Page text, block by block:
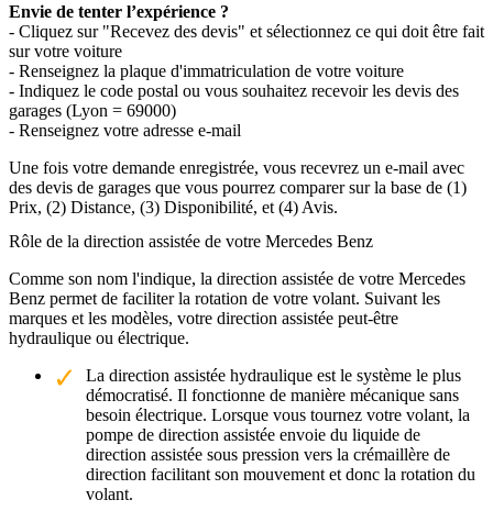
Envie de tenter l’expérience ?
- Cliquez sur "Recevez des devis" et sélectionnez ce qui doit être fait
sur votre voiture
- Renseignez la plaque d'immatriculation de votre voiture
- Indiquez le code postal ou vous souhaitez recevoir les devis des
garages (Lyon = 69000)
- Renseignez votre adresse e-mail
Une fois votre demande enregistrée, vous recevrez un e-mail avec
des devis de garages que vous pourrez comparer sur la base de (1)
Prix, (2) Distance, (3) Disponibilité, et (4) Avis.
Rôle de la direction assistée de votre Mercedes Benz
Comme son nom l'indique, la direction assistée de votre Mercedes
Benz permet de faciliter la rotation de votre volant. Suivant les
marques et les modèles, votre direction assistée peut-être
hydraulique ou électrique.
La direction assistée hydraulique est le système le plus
démocratisé. Il fonctionne de manière mécanique sans
besoin électrique. Lorsque vous tournez votre volant, la
pompe de direction assistée envoie du liquide de
direction assistée sous pression vers la crémaillère de
direction facilitant son mouvement et donc la rotation du
volant.